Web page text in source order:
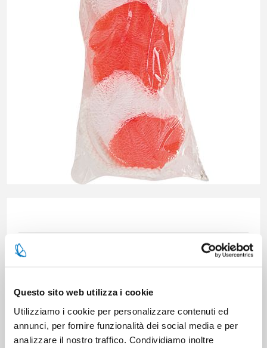
Questo sito web utilizza i cookie
Utilizziamo i cookie per personalizzare contenuti ed
annunci, per fornire funzionalità dei social media e per
analizzare il nostro traffico. Condividiamo inoltre
SKU:
55 in stock